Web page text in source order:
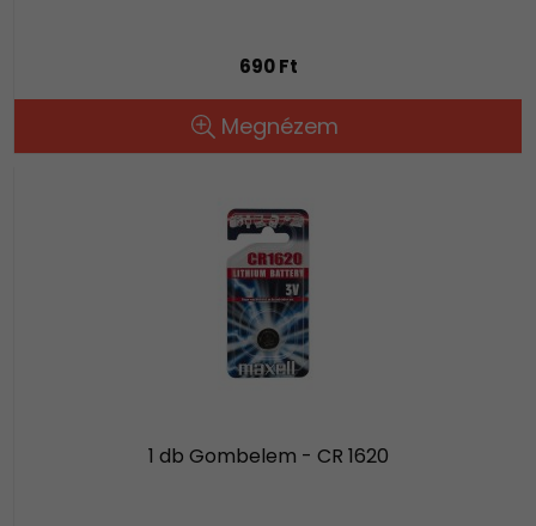
690 Ft
Megnézem
1 db Gombelem - CR 1620